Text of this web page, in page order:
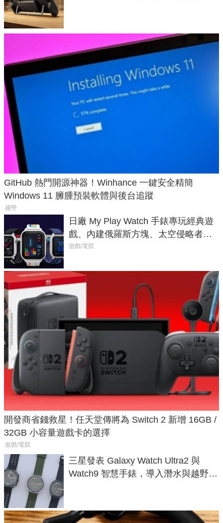
GitHub 熱門開源神器！Winhance 一鍵安全精簡
Windows 11 臃腫預裝軟體與後台追蹤
趨勢
日廠 My Play Watch 手錶專玩經典遊
戲、內建俄羅斯方塊、太空侵略者，
不過竟然不能連手機？
遊戲/電競
開發商省錢救星！任天堂傳將為 Switch 2 新增 16GB /
32GB 小容量遊戲卡的選擇
遊戲/電競
三星發表 Galaxy Watch Ultra2 與
Watch9 智慧手錶，導入潛水與越野跑